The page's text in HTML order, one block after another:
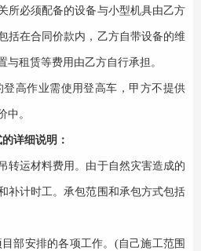
所必须配备的设备与小型机具由乙方
括在合同价款内，乙方自带设备的维
租赁等费用由乙方自行承担。
高作业需使用登高车，甲方不提供
中。
详细说明：
转运材料费用。由于自然灾害造成的
补计时工。承包范围和承包方式包括
部安排的各项工作。 (自己施工范围